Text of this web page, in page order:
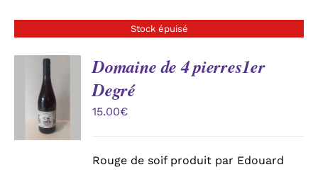
Stock épuisé
DÉTAILS
Domaine de 4 pierres1er
Degré
15.00€
Rouge de soif produit par Edouard